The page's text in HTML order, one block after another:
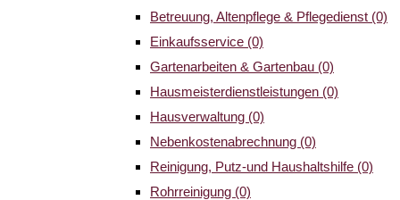
Betreuung, Altenpflege & Pflegedienst (0)
Einkaufsservice (0)
Gartenarbeiten & Gartenbau (0)
Hausmeisterdienstleistungen (0)
Hausverwaltung (0)
Nebenkostenabrechnung (0)
Reinigung, Putz-und Haushaltshilfe (0)
Rohrreinigung (0)